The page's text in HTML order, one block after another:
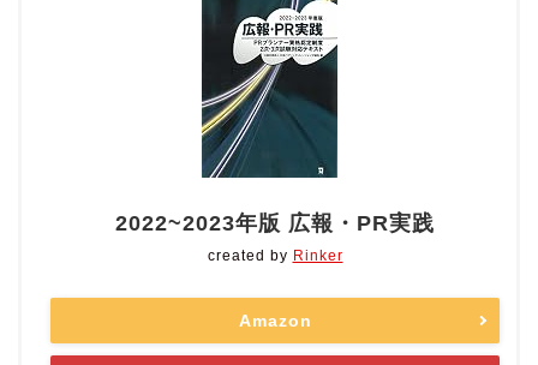
2022~2023年版 広報・PR実践
created by Rinker
Amazon